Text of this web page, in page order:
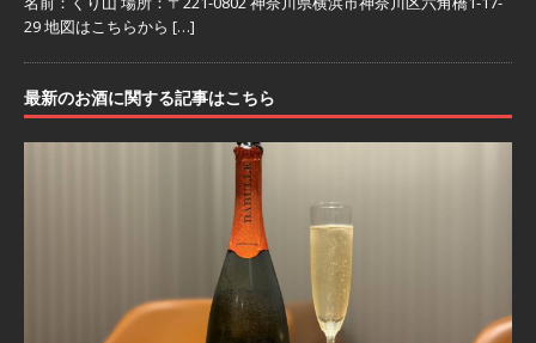
29 地図はこちらから […]
最新のお酒に関する記事はこちら